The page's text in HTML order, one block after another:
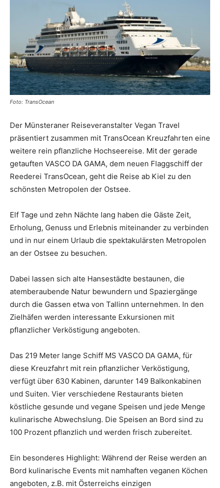
Reiseempfehlungen.
Foto: TransOcean
Der Münsteraner Reiseveranstalter Vegan Travel
präsentiert zusammen mit TransOcean Kreuzfahrten eine
weitere rein pflanzliche Hochseereise. Mit der gerade
getauften VASCO DA GAMA, dem neuen Flaggschiff der
Reederei TransOcean, geht die Reise ab Kiel zu den
schönsten Metropolen der Ostsee.
Elf Tage und zehn Nächte lang haben die Gäste Zeit,
Erholung, Genuss und Erlebnis miteinander zu verbinden
und in nur einem Urlaub die spektakulärsten Metropolen
an der Ostsee zu besuchen.
Dabei lassen sich alte Hansestädte bestaunen, die
atemberaubende Natur bewundern und Spaziergänge
durch die Gassen etwa von Tallinn unternehmen. In den
Zielhäfen werden interessante Exkursionen mit
pflanzlicher Verköstigung angeboten.
Das 219 Meter lange Schiff MS VASCO DA GAMA, für
diese Kreuzfahrt mit rein pflanzlicher Verköstigung,
verfügt über 630 Kabinen, darunter 149 Balkonkabinen
und Suiten. Vier verschiedene Restaurants bieten
köstliche gesunde und vegane Speisen und jede Menge
kulinarische Abwechslung. Die Speisen an Bord sind zu
100 Prozent pflanzlich und werden frisch zubereitet.
Ein besonderes Highlight: Während der Reise werden an
Bord kulinarische Events mit namhaften veganen Köchen
angeboten, z.B. mit Österreichs einzigen